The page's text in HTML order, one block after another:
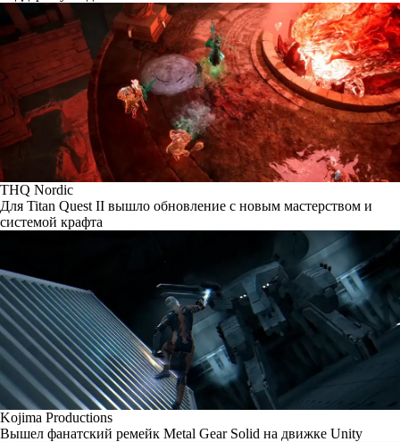
THQ Nordic
Для Titan Quest II вышло обновление с новым мастерством и
системой крафта
Kojima Productions
Вышел фанатский ремейк Metal Gear Solid на движке Unity